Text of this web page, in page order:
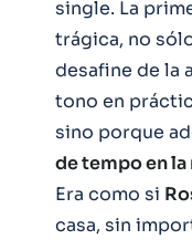
single. La
trágica, no
desafine de la
tono en
sino porque
de tempo en
Era como si
casa, sin